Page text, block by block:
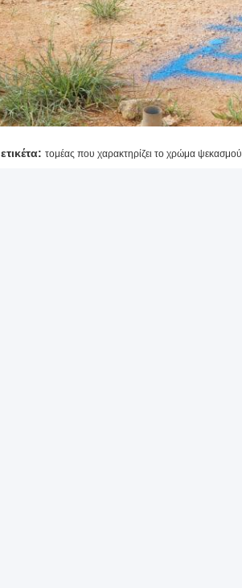
ετικέτα: τομέας που χαρακτηρίζει το χρώμα ψεκασμού